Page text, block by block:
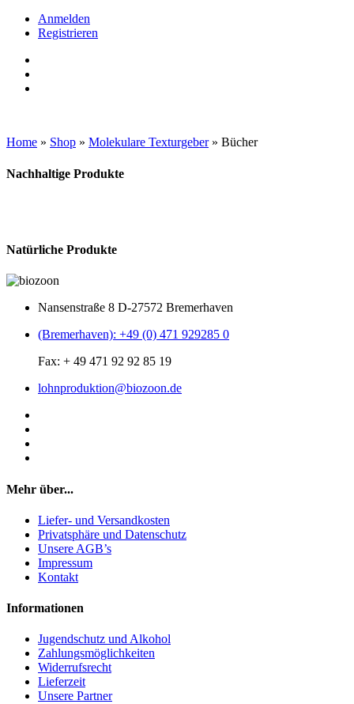
Anmelden
Registrieren
Home » Shop » Molekulare Texturgeber» Bücher
Nachhaltige Produkte
Natürliche Produkte
Nansenstraße 8 D-27572 Bremerhaven
(Bremerhaven): +49 (0) 471 929285 0
Fax: + 49 471 92 92 85 19
lohnproduktion@biozoon.de
Mehr über...
Liefer- und Versandkosten
Privatsphäre und Datenschutz
Unsere AGB’s
Impressum
Kontakt
Informationen
Jugendschutz und Alkohol
Zahlungsmöglichkeiten
Widerrufsrecht
Lieferzeit
Unsere Partner